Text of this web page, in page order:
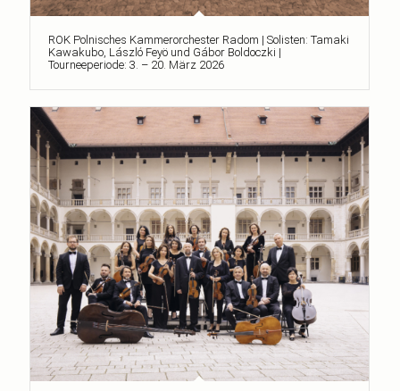
ROK Polnisches Kammerorchester Radom | Solisten: Tamaki
Kawakubo, László Feyö und Gábor Boldoczki |
Tourneeperiode: 3. – 20. März 2026